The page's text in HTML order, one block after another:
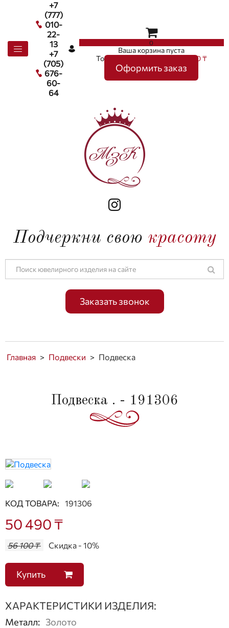
+7
(777)
010-
22-
13
+7
(705)
676-
60-
64
0
Ваша корзина пуста
Товаров в корзине
на сумму0 ₸
Оформить заказ
Подчеркни свою красоту
Заказать звонок
Главная > Подвески > Подвеска
Подвеска . - 191306
КОД ТОВАРА: 191306
50 490 ₸
56 100 ₸ Скидка - 10%
Купить
ХАРАКТЕРИСТИКИ ИЗДЕЛИЯ:
Металл: Золото